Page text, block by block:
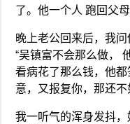
了。他一个人 跑回父母
晚上老公回来后，我
“吴镇富不会那么做，
看病花了那么钱，他
意，又报复你，那还
我一听气的浑身发抖